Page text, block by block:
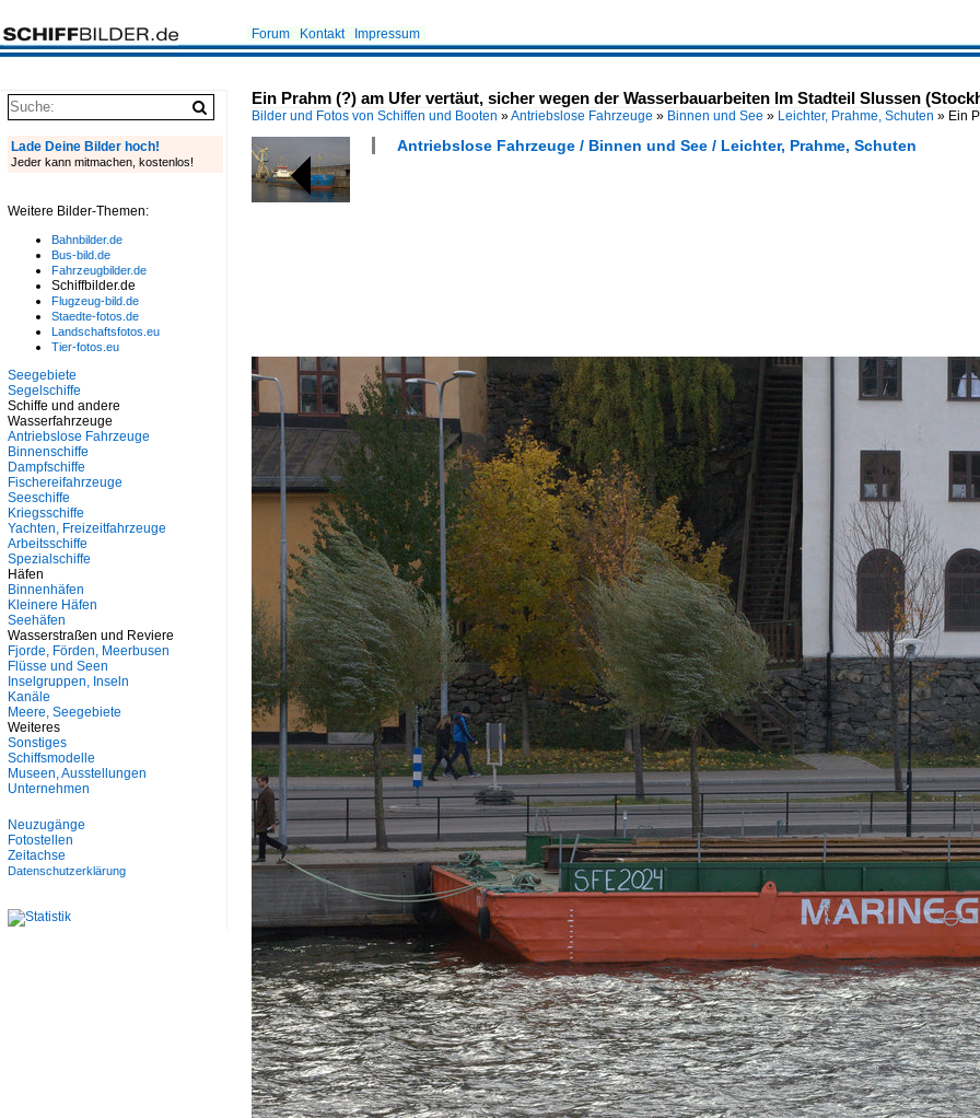
Forum Kontakt Impressum
Ein Prahm (?) am Ufer vertäut, sicher wegen der Wasserbauarbeiten Im Stadteil Slussen
Bilder und Fotos von Schiffen und Booten »Antriebslose Fahrzeuge » Binnen und See » Leichter, Prahme, Schuten » Ein
Antriebslose Fahrzeuge / Binnen und See / Leichter, Prahme, Schuten
Lade Deine Bilder hoch!
Jeder kann mitmachen, kostenlos!
Weitere Bilder-Themen:
Bahnbilder.de
Bus-bild.de
Fahrzeugbilder.de
Schiffbilder.de
Flugzeug-bild.de
Staedte-fotos.de
Landschaftsfotos.eu
Tier-fotos.eu
Seegebiete
Segelschiffe
Schiffe und andere
Wasserfahrzeuge
Antriebslose Fahrzeuge
Binnenschiffe
Dampfschiffe
Fischereifahrzeuge
Seeschiffe
Kriegsschiffe
Yachten, Freizeitfahrzeuge
Arbeitsschiffe
Spezialschiffe
Häfen
Binnenhäfen
Kleinere Häfen
Seehäfen
Wasserstraßen und Reviere
Fjorde, Förden, Meerbusen
Flüsse und Seen
Inselgruppen, Inseln
Kanäle
Meere, Seegebiete
Weiteres
Sonstiges
Schiffsmodelle
Museen, Ausstellungen
Unternehmen
Neuzugänge
Fotostellen
Zeitachse
Datenschutzerklärung